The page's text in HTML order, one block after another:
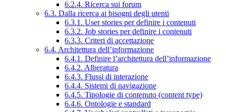
6.2.4. Ricerca sui forum
6.3. Dalla ricerca ai bisogni degli utenti
6.3.1. User stories per definire i contenuti
6.3.2. Job stories per definire i contenuti
6.3.3. Criteri di accettazione
6.4. Architettura dell’informazione
6.4.1. Definire l’architettura dell’informazione
6.4.2. Alberatura
6.4.3. Flussi di interazione
6.4.4. Sistemi di navigazione
6.4.5. Tipologie di contenuto (content type)
6.4.6. Ontologie e standard